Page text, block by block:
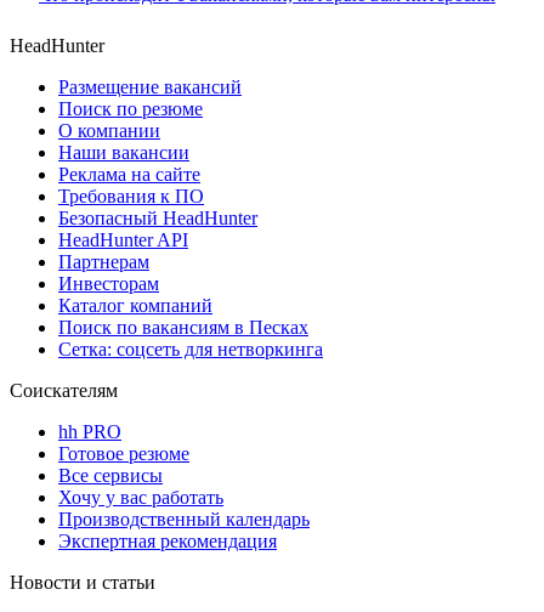
HeadHunter
Размещение вакансий
Поиск по резюме
О компании
Наши вакансии
Реклама на сайте
Требования к ПО
Безопасный HeadHunter
HeadHunter API
Партнерам
Инвесторам
Каталог компаний
Поиск по вакансиям в Песках
Сетка: соцсеть для нетворкинга
Соискателям
hh PRO
Готовое резюме
Все сервисы
Хочу у вас работать
Производственный календарь
Экспертная рекомендация
Новости и статьи